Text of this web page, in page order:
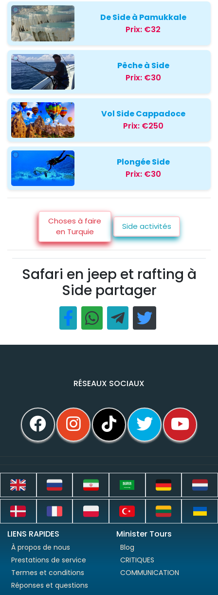
De Side à Pamukkale
Prix: €32
Pêche à Side
Prix: €30
Vol Side Cappadoce
Prix: €250
Plongée Side
Prix: €30
Choses à faire
en Turquie
Side activités
Safari en jeep et rafting à
Side partager
RÉSEAUX SOCIAUX
LIENS RAPIDES
À propos de nous
Prestations de service
Termes et conditions
Réponses et questions
Minister Tours
Blog
CRITIQUES
COMMUNICATION